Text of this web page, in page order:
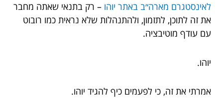
לאינסטגרם מארה״ב באתר יוהו – רק בתנאי שאתה מחבר
את זה לתוכן, לתזמון, ולהתנהלות שלא נראית כמו רובוט
עם עודף מוטיבציה.
יוהו.
אמרתי את זה, כי לפעמים כיף להגיד יוהו.